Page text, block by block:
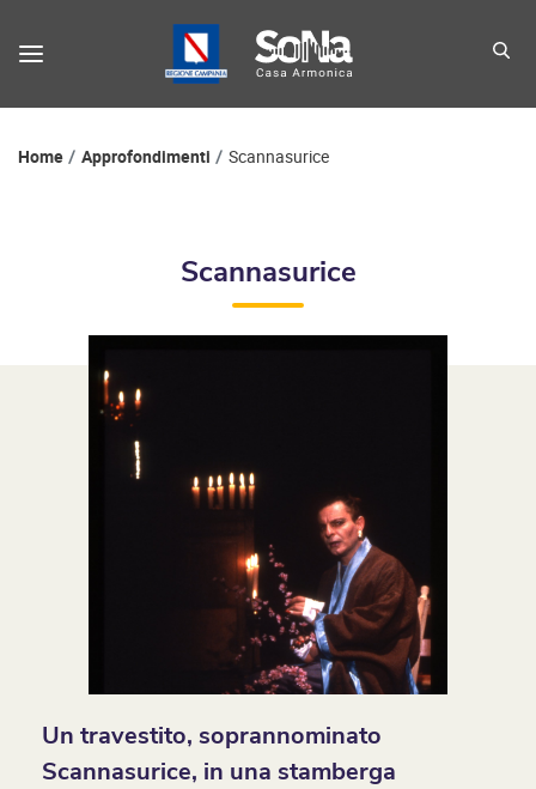
Percorso di navigazione
Home Approfondimenti Scannasurice
Scannasurice
Un travestito, soprannominato
Scannasurice, in una stamberga